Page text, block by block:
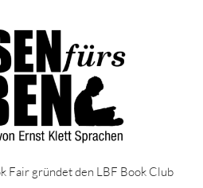
Fair gründet den LBF Book Club